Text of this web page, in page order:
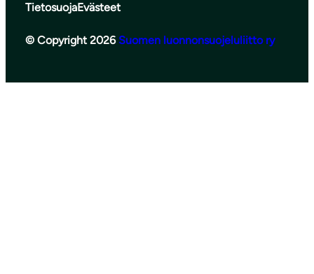
TietosuojaEvästeet
© Copyright 2026 Suomen luonnonsuojeluliitto ry